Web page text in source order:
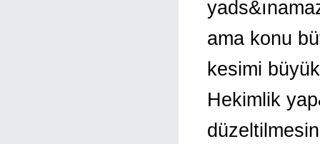
ama konu
kesimi
Hekimlik